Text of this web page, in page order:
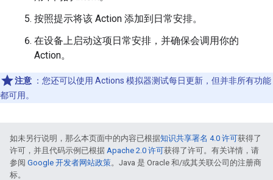
按照提示将该 Action 添加到日常安排。
在设备上启动这项日常安排，并确保会调用你的
Action。
注意 ：您还可以使用 Actions 模拟器测试每日更新，但并非所有功能
都可用。
如未另行说明，那么本页面中的内容已根据知识共享署名 4.0 许可获得了
许可，并且代码示例已根据 Apache 2.0 许可获得了许可。有关详情，请
参阅 Google 开发者网站政策。Java 是 Oracle 和/或其关联公司的注册商
标。